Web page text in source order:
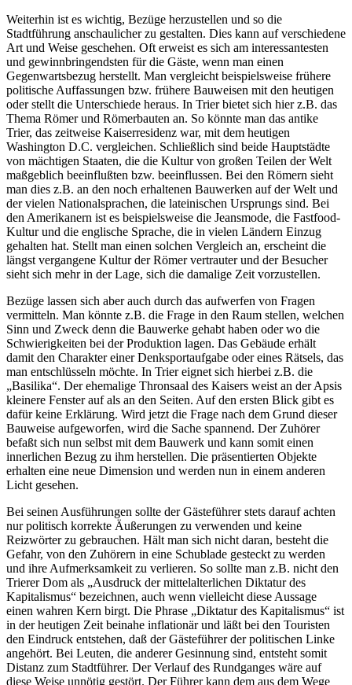
Weiterhin ist es wichtig, Bezüge herzustellen und so die
Stadtführung anschaulicher zu gestalten. Dies kann auf verschiedene
Art und Weise geschehen. Oft erweist es sich am interessantesten
und gewinnbringendsten für die Gäste, wenn man einen
Gegenwartsbezug herstellt. Man vergleicht beispielsweise frühere
politische Auffassungen bzw. frühere Bauweisen mit den heutigen
oder stellt die Unterschiede heraus. In Trier bietet sich hier z.B. das
Thema Römer und Römerbauten an. So könnte man das antike
Trier, das zeitweise Kaiserresidenz war, mit dem heutigen
Washington D.C. vergleichen. Schließlich sind beide Hauptstädte
von mächtigen Staaten, die die Kultur von großen Teilen der Welt
maßgeblich beeinflußten bzw. beeinflussen. Bei den Römern sieht
man dies z.B. an den noch erhaltenen Bauwerken auf der Welt und
der vielen Nationalsprachen, die lateinischen Ursprungs sind. Bei
den Amerikanern ist es beispielsweise die Jeansmode, die Fastfood-
Kultur und die englische Sprache, die in vielen Ländern Einzug
gehalten hat. Stellt man einen solchen Vergleich an, erscheint die
längst vergangene Kultur der Römer vertrauter und der Besucher
sieht sich mehr in der Lage, sich die damalige Zeit vorzustellen.
Bezüge lassen sich aber auch durch das aufwerfen von Fragen
vermitteln. Man könnte z.B. die Frage in den Raum stellen, welchen
Sinn und Zweck denn die Bauwerke gehabt haben oder wo die
Schwierigkeiten bei der Produktion lagen. Das Gebäude erhält
damit den Charakter einer Denksportaufgabe oder eines Rätsels, das
man entschlüsseln möchte. In Trier eignet sich hierbei z.B. die
„Basilika“. Der ehemalige Thronsaal des Kaisers weist an der Apsis
kleinere Fenster auf als an den Seiten. Auf den ersten Blick gibt es
dafür keine Erklärung. Wird jetzt die Frage nach dem Grund dieser
Bauweise aufgeworfen, wird die Sache spannend. Der Zuhörer
befaßt sich nun selbst mit dem Bauwerk und kann somit einen
innerlichen Bezug zu ihm herstellen. Die präsentierten Objekte
erhalten eine neue Dimension und werden nun in einem anderen
Licht gesehen.
Bei seinen Ausführungen sollte der Gästeführer stets darauf achten
nur politisch korrekte Äußerungen zu verwenden und keine
Reizwörter zu gebrauchen. Hält man sich nicht daran, besteht die
Gefahr, von den Zuhörern in eine Schublade gesteckt zu werden
und ihre Aufmerksamkeit zu verlieren. So sollte man z.B. nicht den
Trierer Dom als „Ausdruck der mittelalterlichen Diktatur des
Kapitalismus“ bezeichnen, auch wenn vielleicht diese Aussage
einen wahren Kern birgt. Die Phrase „Diktatur des Kapitalismus“ ist
in der heutigen Zeit beinahe inflationär und läßt bei den Touristen
den Eindruck entstehen, daß der Gästeführer der politischen Linke
angehört. Bei Leuten, die anderer Gesinnung sind, entsteht somit
Distanz zum Stadtführer. Der Verlauf des Rundganges wäre auf
diese Weise unnötig gestört. Der Führer kann dem aus dem Wege